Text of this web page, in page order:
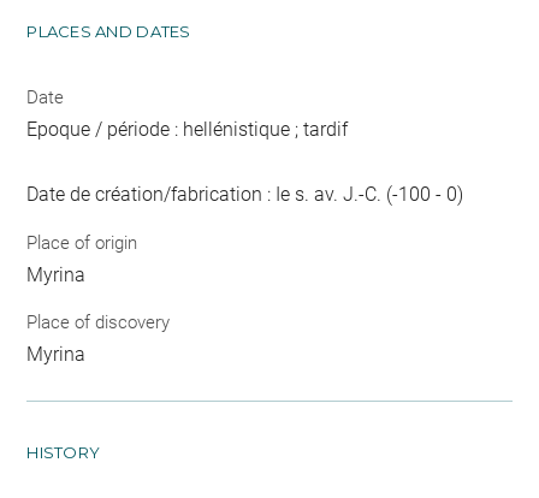
PLACES AND DATES
Date
Epoque / période : hellénistique ; tardif
Date de création/fabrication : Ie s. av. J.-C. (-100 - 0)
Place of origin
Myrina
Place of discovery
Myrina
HISTORY